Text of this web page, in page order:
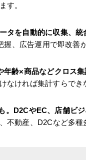
す。
タを自動的に収集、統
、広告運用で即改善
年齢×商品などクロス
なければ集計すらでき
。D2CやEC、店舗ビ
不動産、D2Cなど多種